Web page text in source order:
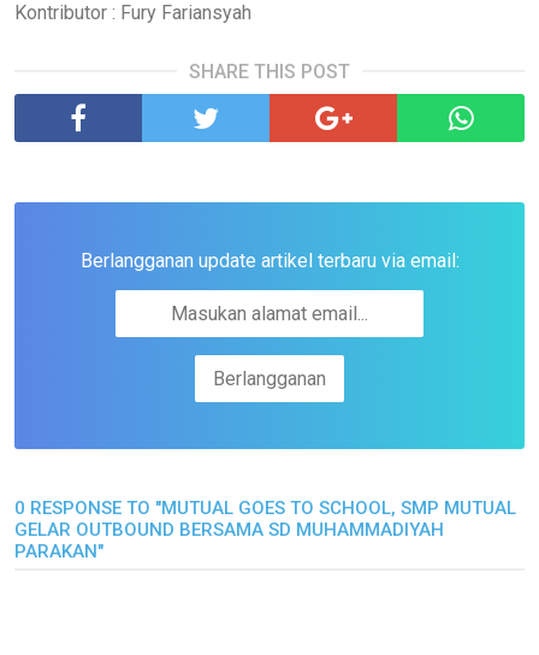
Kontributor : Fury Fariansyah
SHARE THIS POST
Berlangganan update artikel terbaru via email:
0 RESPONSE TO "MUTUAL GOES TO SCHOOL, SMP MUTUAL
GELAR OUTBOUND BERSAMA SD MUHAMMADIYAH
PARAKAN"